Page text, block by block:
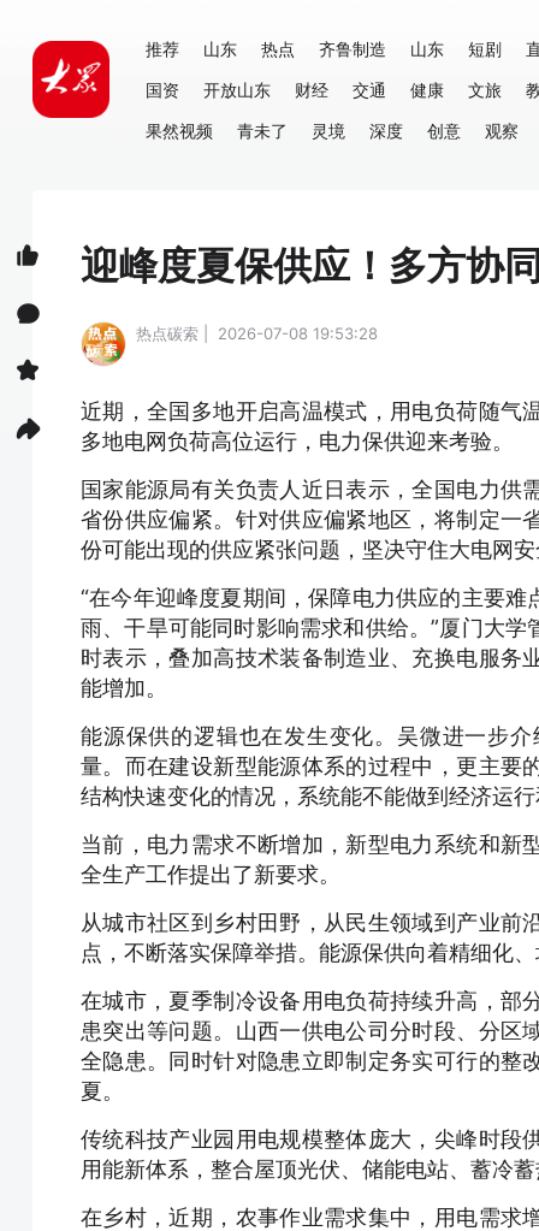
推荐 山东 热点 齐鲁制造 山东 短剧
国资
开放山东 财经 交通 健康 文旅
果然视频
青未了 灵境 深度 创意 观察
迎峰度夏保供应！多方协
热点碳索 | 2026-07-08 19:53:28
近期，全国多地开启高温模式，用电负荷随气
多地电网负荷高位运行，电力保供迎来考验。
国家能源局有关负责人近日表示，全国电力供
省份供应偏紧。针对供应偏紧地区，将制定一
份可能出现的供应紧张问题，坚决守住大电网
“在今年迎峰度夏期间，保障电力供应的主要
雨、干旱可能同时影响需求和供给。”厦门大
时表示，叠加高技术装备制造业、充换电服务
能增加。
能源保供的逻辑也在发生变化。吴微进一步
量。而在建设新型能源体系的过程中，更主要
结构快速变化的情况，系统能不能做到经济运
当前，电力需求不断增加，新型电力系统和新
全生产工作提出了新要求。
从城市社区到乡村田野，从民生领域到产业前
点，不断落实保障举措。能源保供向着精细化
在城市，夏季制冷设备用电负荷持续升高，部
患突出等问题。山西一供电公司分时段、分区
全隐患。同时针对隐患立即制定务实可行的整
夏。
传统科技产业园用电规模整体庞大，尖峰时段
用能新体系，整合屋顶光伏、储能电站、蓄冷
在乡村，近期，农事作业需求集中，用电需求